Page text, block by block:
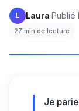
L Laura·Publié
27 min de lecture
Je